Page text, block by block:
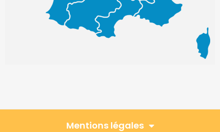
Mentions légales